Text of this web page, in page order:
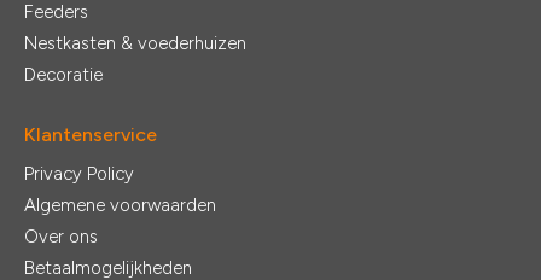
Feeders
Nestkasten & voederhuizen
Decoratie
Klantenservice
Privacy Policy
Algemene voorwaarden
Over ons
Betaalmogelijkheden